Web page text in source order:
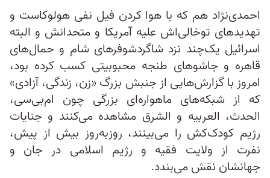
احمدی‌نژاد هم که با هوا کردن فیل نفی هولوکاست و
تهدیدهای توخالی‌‌اش علیه آمریکا و متحدانش و البته
اسرائیل یک‌چند نزد شاگردشوفرهای شام و حمال‌های
قاهره و جاشوهای طنجه محبوبیتی کسب کرده بود،
امروز با گزارش‌هایی از جنبش بزرگ «زن، زندگی، آزادی»
که از شبکه‌های ماهواره‌ای بزرگی چون ام‌بی‌سی،
الحدث، العربیه و الشرق مشاهده می‌کنند و جنایات
رژیم کودک‌کش را می‌بینند، روزبه‌روز بیش از پیش،
نفرت از ولایت فقیه و رژیم اسلامی در جان و
جهانشان نقش می‌بندد.